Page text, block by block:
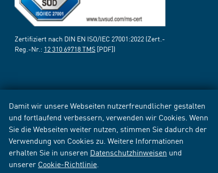
Damit wir unsere Webseiten nutzerfreundlicher gestalten
und fortlaufend verbessern, verwenden wir Cookies. Wenn
Sie die Webseiten weiter nutzen, stimmen Sie dadurch der
Verwendung von Cookies zu. Weitere Informationen
erhalten Sie in unseren Datenschutzhinweisen und
unserer Cookie-Richtlinie
Zertifiziert nach DIN EN ISO/IEC 27001:2022 (Zert.-
Reg.-Nr.: 12 310 69718 TMS [PDF])